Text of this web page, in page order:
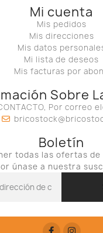
Mi cuenta
Mis pedidos
Mis direcciones
Mis datos
Mi lista de deseos
Mis facturas por
Sobre
Por correo
Boletín
todas las ofertas
únase a nuestra